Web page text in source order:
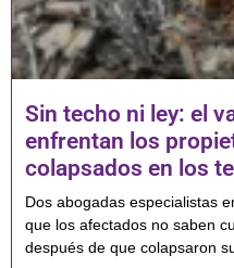
Sin techo ni ley: el
enfrentan los
colapsados en los
Dos abogadas especialistas
que los afectados no saben
después de que colapsaron